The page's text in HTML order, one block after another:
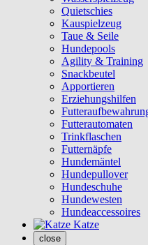
Quietschies
Kauspielzeug
Taue & Seile
Hundepools
Agility & Training
Snackbeutel
Apportieren
Erziehungshilfen
Futterautomaten
Trinkflaschen
Futternäpfe
Hundemäntel
Hundepullover
Hundeschuhe
Hundewesten
Hundeaccessoires
Katze
close